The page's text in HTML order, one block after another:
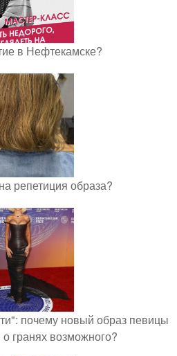
в Нефтекамске?
репетиция образа?
почему новый образ певицы
гранях возможного?